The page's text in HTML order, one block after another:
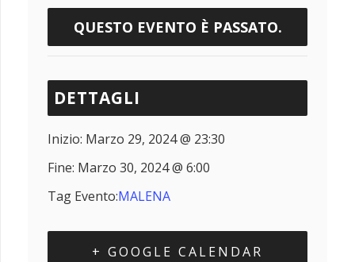
QUESTO EVENTO È PASSATO.
DETTAGLI
Inizio: Marzo 29, 2024 @ 23:30
Fine: Marzo 30, 2024 @ 6:00
Tag Evento:MALENA
+ GOOGLE CALENDAR